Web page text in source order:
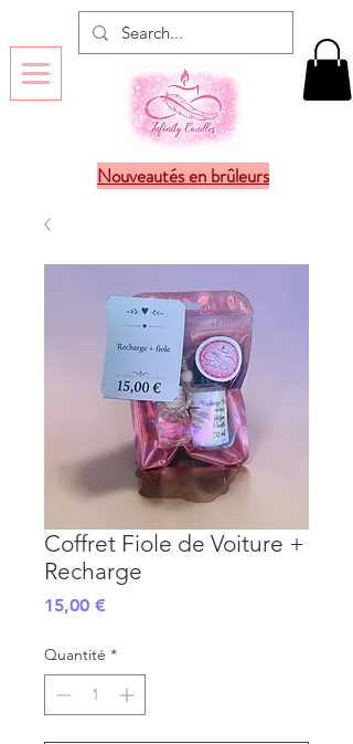
Nouveautés en brûleurs
Coffret Fiole de Voiture +
Recharge
15,00 €
Quantité *